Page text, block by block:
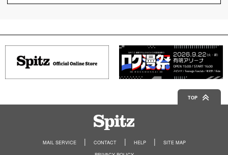
TOP
MAIL SERVICE CONTACT HELP
SITE MAP